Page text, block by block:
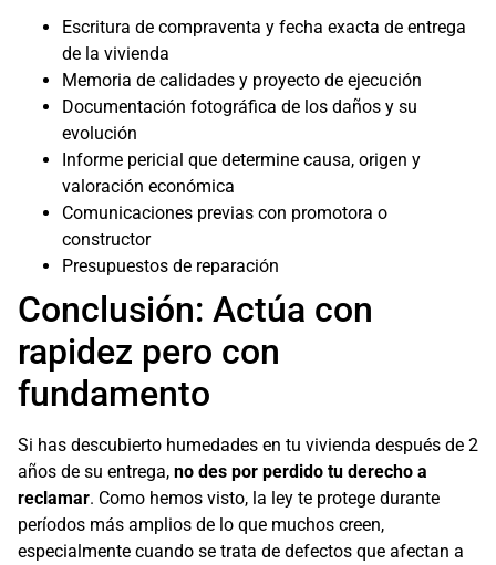
Escritura de compraventa y fecha exacta de entrega
de la vivienda
Memoria de calidades y proyecto de ejecución
Documentación fotográfica de los daños y su
evolución
Informe pericial que determine causa, origen y
valoración económica
Comunicaciones previas con promotora o
constructor
Presupuestos de reparación
Conclusión: Actúa con
rapidez pero con
fundamento
Si has descubierto humedades en tu vivienda después de 2
años de su entrega, no des por perdido tu derecho a
reclamar. Como hemos visto, la ley te protege durante
períodos más amplios de lo que muchos creen,
especialmente cuando se trata de defectos que afectan a